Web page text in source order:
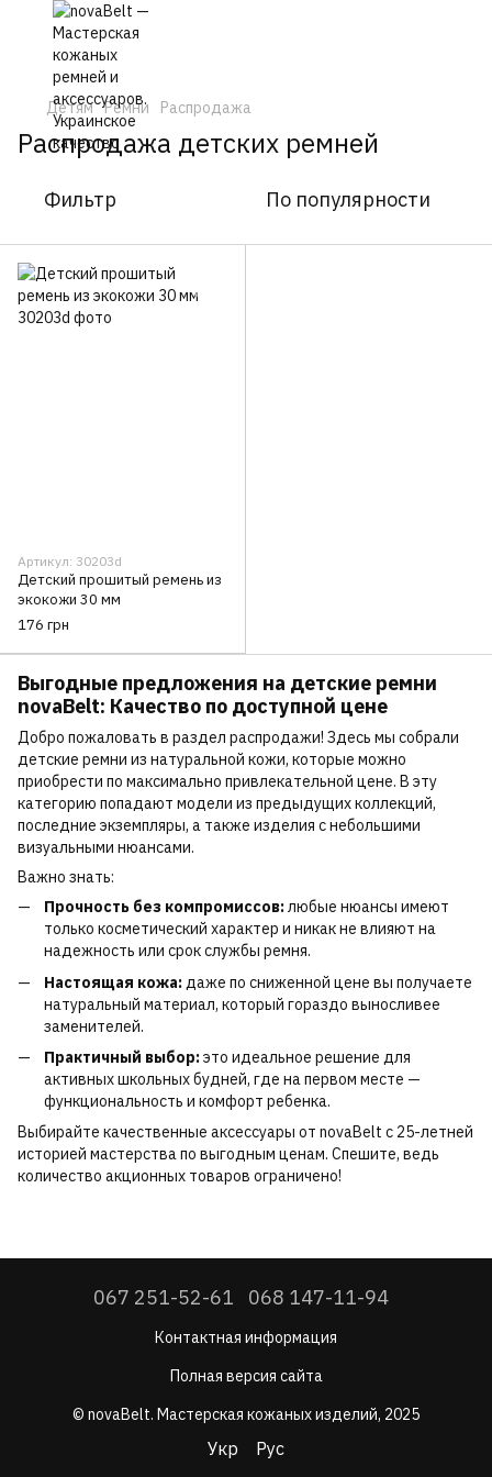
Детям Ремни Распродажа
Распродажа детских ремней
Фильтр По популярности
Артикул: 30203d
Детский прошитый ремень из
экокожи 30 мм
176 грн
Выгодные предложения на детские ремни
novaBelt: Качество по доступной цене
Добро пожаловать в раздел распродажи! Здесь мы собрали
детские ремни из натуральной кожи, которые можно
приобрести по максимально привлекательной цене. В эту
категорию попадают модели из предыдущих коллекций,
последние экземпляры, а также изделия с небольшими
визуальными нюансами.
Важно знать:
Прочность без компромиссов:любые нюансы имеют
только косметический характер и никак не влияют на
надежность или срок службы ремня.
Настоящая кожа: даже по сниженной цене вы получаете
натуральный материал, который гораздо выносливее
заменителей.
Практичный выбор:это идеальное решение для
активных школьных будней, где на первом месте —
функциональность и комфорт ребенка.
Выбирайте качественные аксессуары от novaBelt с 25-летней
историей мастерства по выгодным ценам. Спешите, ведь
количество акционных товаров ограничено!
067 251-52-61 068 147-11-94
Контактная информация
Полная версия сайта
© novaBelt. Мастерская кожаных изделий, 2025
Укр Рус